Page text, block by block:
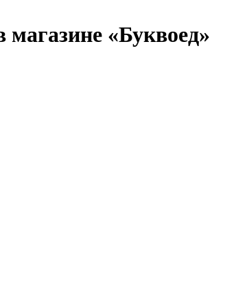
магазине «Буквоед»